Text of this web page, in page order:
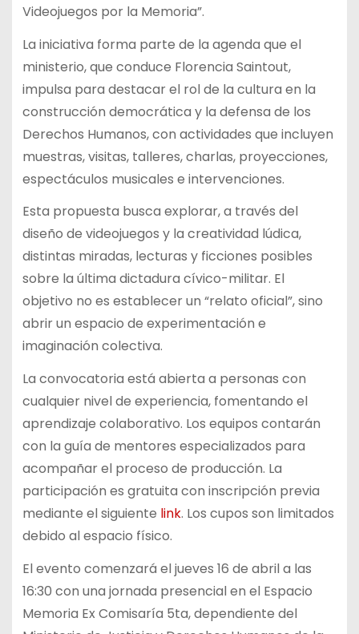
Videojuegos por la Memoria”.
La iniciativa forma parte de la agenda que el
ministerio, que conduce Florencia Saintout,
impulsa para destacar el rol de la cultura en la
construcción democrática y la defensa de los
Derechos Humanos, con actividades que incluyen
muestras, visitas, talleres, charlas, proyecciones,
espectáculos musicales e intervenciones.
Esta propuesta busca explorar, a través del
diseño de videojuegos y la creatividad lúdica,
distintas miradas, lecturas y ficciones posibles
sobre la última dictadura cívico-militar. El
objetivo no es establecer un “relato oficial”, sino
abrir un espacio de experimentación e
imaginación colectiva.
La convocatoria está abierta a personas con
cualquier nivel de experiencia, fomentando el
aprendizaje colaborativo. Los equipos contarán
con la guía de mentores especializados para
acompañar el proceso de producción. La
participación es gratuita con inscripción previa
mediante el siguiente link. Los cupos son limitados
debido al espacio físico.
El evento comenzará el jueves 16 de abril a las
16:30 con una jornada presencial en el Espacio
Memoria Ex Comisaría 5ta, dependiente del